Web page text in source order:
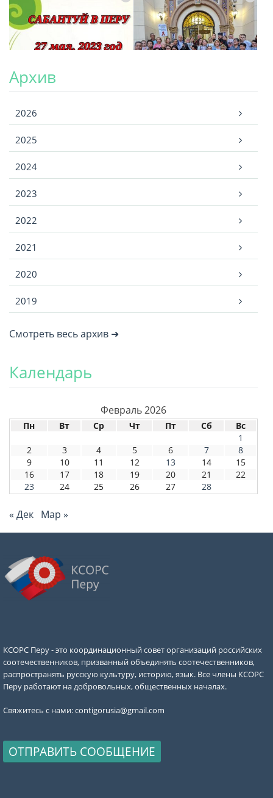
Архив
2026
2025
2024
2023
2022
2021
2020
2019
Смотреть весь архив ➜
Календарь
Февраль 2026
Пн Вт Ср Чт Пт Сб
Вс
1
2
3 4 5 6 7
8
9
10 11 12 13 14
15
16
17 18 19 20 21
22
23
24 25 26 27 28
« Дек Мар »
КСОРС Перу - это координационный совет организаций российских
соотечественников, призванный объединять соотечественников,
распространять русскую культуру, историю, язык. Все члены КСОРС
Перу работают на добровольных, общественных началах.
Свяжитесь с нами:contigorusia@gmail.com
ОТПРАВИТЬ СООБЩЕНИЕ